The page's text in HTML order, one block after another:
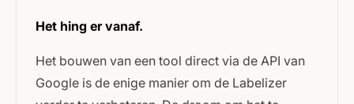
Het hing er vanaf.
Het bouwen van een tool direct via de API van
Google is de enige manier om de Labelizer